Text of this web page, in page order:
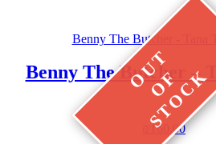
Benny The Butcher –
160.00